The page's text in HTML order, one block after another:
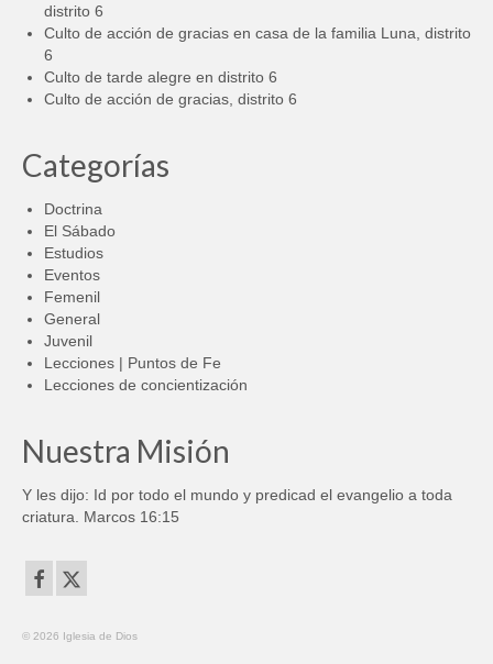
distrito 6
Culto de acción de gracias en casa de la familia Luna, distrito
6
Culto de tarde alegre en distrito 6
Culto de acción de gracias, distrito 6
Categorías
Doctrina
El Sábado
Estudios
Eventos
Femenil
General
Juvenil
Lecciones | Puntos de Fe
Lecciones de concientización
Nuestra Misión
Y les dijo: Id por todo el mundo y predicad el evangelio a toda
criatura. Marcos 16:15
© 2026 Iglesia de Dios